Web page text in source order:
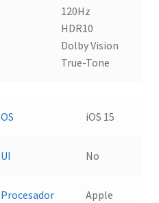
120Hz
HDR10
Dolby Vision
True-Tone
OS iOS 15
UI No
Procesador
Apple